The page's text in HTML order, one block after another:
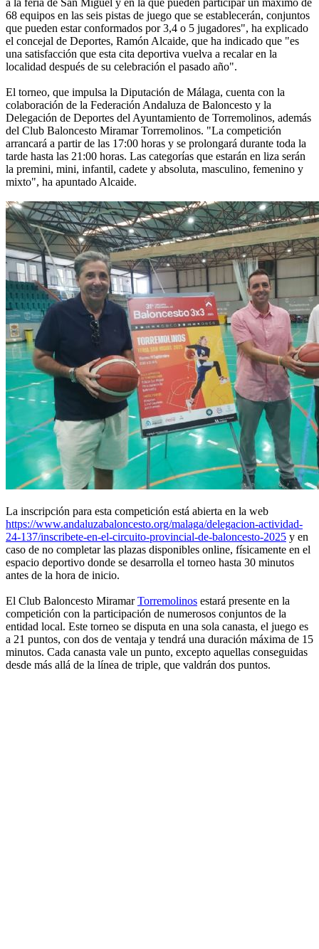
a la feria de San Miguel y en la que pueden participar un máximo de
68 equipos en las seis pistas de juego que se establecerán, conjuntos
que pueden estar conformados por 3,4 o 5 jugadores", ha explicado
el concejal de Deportes, Ramón Alcaide, que ha indicado que "es
una satisfacción que esta cita deportiva vuelva a recalar en la
localidad después de su celebración el pasado año".
El torneo, que impulsa la Diputación de Málaga, cuenta con la
colaboración de la Federación Andaluza de Baloncesto y la
Delegación de Deportes del Ayuntamiento de Torremolinos, además
del Club Baloncesto Miramar Torremolinos. "La competición
arrancará a partir de las 17:00 horas y se prolongará durante toda la
tarde hasta las 21:00 horas. Las categorías que estarán en liza serán
la premini, mini, infantil, cadete y absoluta, masculino, femenino y
mixto", ha apuntado Alcaide.
La inscripción para esta competición está abierta en la web
https://www.andaluzabaloncesto.org/malaga/delegacion-actividad-
24-137/inscribete-en-el-circuito-provincial-de-baloncesto-2025 y en
caso de no completar las plazas disponibles online, físicamente en el
espacio deportivo donde se desarrolla el torneo hasta 30 minutos
antes de la hora de inicio.
El Club Baloncesto MiramarTorremolinos estará presente en la
competición con la participación de numerosos conjuntos de la
entidad local. Este torneo se disputa en una sola canasta, el juego es
a 21 puntos, con dos de ventaja y tendrá una duración máxima de 15
minutos. Cada canasta vale un punto, excepto aquellas conseguidas
desde más allá de la línea de triple, que valdrán dos puntos.